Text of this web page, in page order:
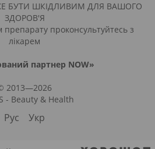
БУТИ ШКІДЛИВИМ ДЛЯ ВАШОГО
ЗДОРОВ'Я
проконсультуйтесь з
лікарем
партнер NOW»
2013—2026
- Beauty & Health
Рус Укр